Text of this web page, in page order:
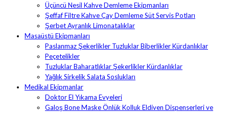
Üçüncü Nesil Kahve Demleme Ekipmanları
Şeffaf Filtre Kahve Çay Demleme Süt Servis Potları
Şerbet Ayranlık Limonatalıklar
Masaüstü Ekipmanları
Paslanmaz Şekerlikler Tuzluklar Biberlikler Kürdanlıklar
Peçetelikler
Tuzluklar Baharatlıklar Şekerlikler Kürdanlıklar
Yağlık Sirkelik Salata Soslukları
Medikal Ekipmanlar
Doktor El Yıkama Evyeleri
Galoş Bone Maske Önlük Kolluk Eldiven Dispenserleri ve